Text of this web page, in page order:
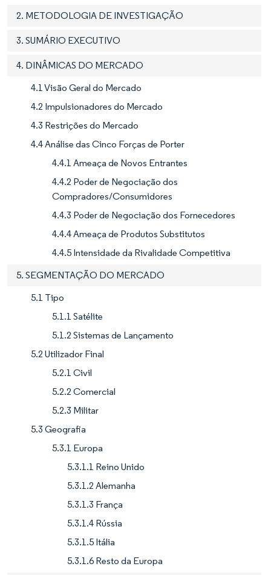
2. METODOLOGIA DE INVESTIGAÇÃO
3. SUMÁRIO EXECUTIVO
4. DINÂMICAS DO MERCADO
4.1 Visão Geral do Mercado
4.2 Impulsionadores do Mercado
4.3 Restrições do Mercado
4.4 Análise das Cinco Forças de Porter
4.4.1 Ameaça de Novos Entrantes
4.4.2 Poder de Negociação dos
Compradores/Consumidores
4.4.3 Poder de Negociação dos Fornecedores
4.4.4 Ameaça de Produtos Substitutos
4.4.5 Intensidade da Rivalidade Competitiva
5. SEGMENTAÇÃO DO MERCADO
5.1 Tipo
5.1.1 Satélite
5.1.2 Sistemas de Lançamento
5.2 Utilizador Final
5.2.1 Civil
5.2.2 Comercial
5.2.3 Militar
5.3 Geografia
5.3.1 Europa
5.3.1.1 Reino Unido
5.3.1.2 Alemanha
5.3.1.3 França
5.3.1.4 Rússia
5.3.1.5 Itália
5.3.1.6 Resto da Europa